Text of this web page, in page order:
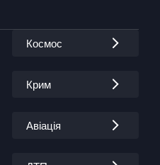
Космос
Крим
Авіація